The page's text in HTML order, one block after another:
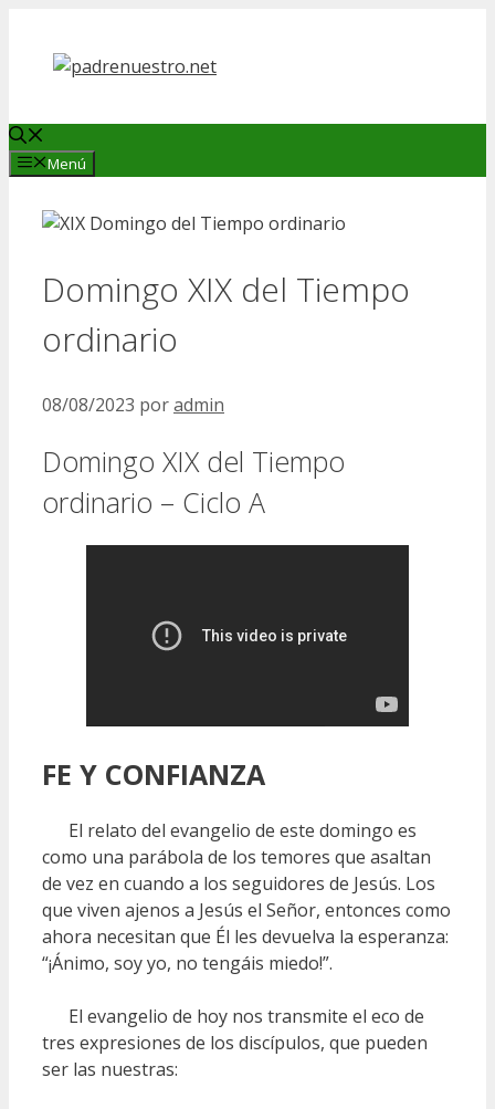
contenido
Menú
Domingo XIX del Tiempo
ordinario
08/08/2023 poradmin
Domingo XIX del Tiempo
ordinario – Ciclo A
FE Y CONFIANZA
El relato del evangelio de este domingo es
como una parábola de los temores que asaltan
de vez en cuando a los seguidores de Jesús. Los
que viven ajenos a Jesús el Señor, entonces como
ahora necesitan que Él les devuelva la esperanza:
“¡Ánimo, soy yo, no tengáis miedo!”.
El evangelio de hoy nos transmite el eco de
tres expresiones de los discípulos, que pueden
ser las nuestras: